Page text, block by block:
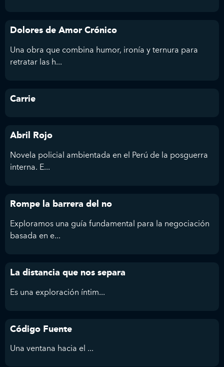
Dolores de Amor Crónico
Una obra que combina humor, ironía y ternura para
retratar las h...
Carrie
Abril Rojo
Novela policial ambientada en el Perú de la posguerra
interna. E...
Rompe la barrera del no
Exploramos una guía fundamental para la negociación
basada en e...
La distancia que nos separa
Esuna exploración íntim...
Código Fuente
Una ventana hacia el ...